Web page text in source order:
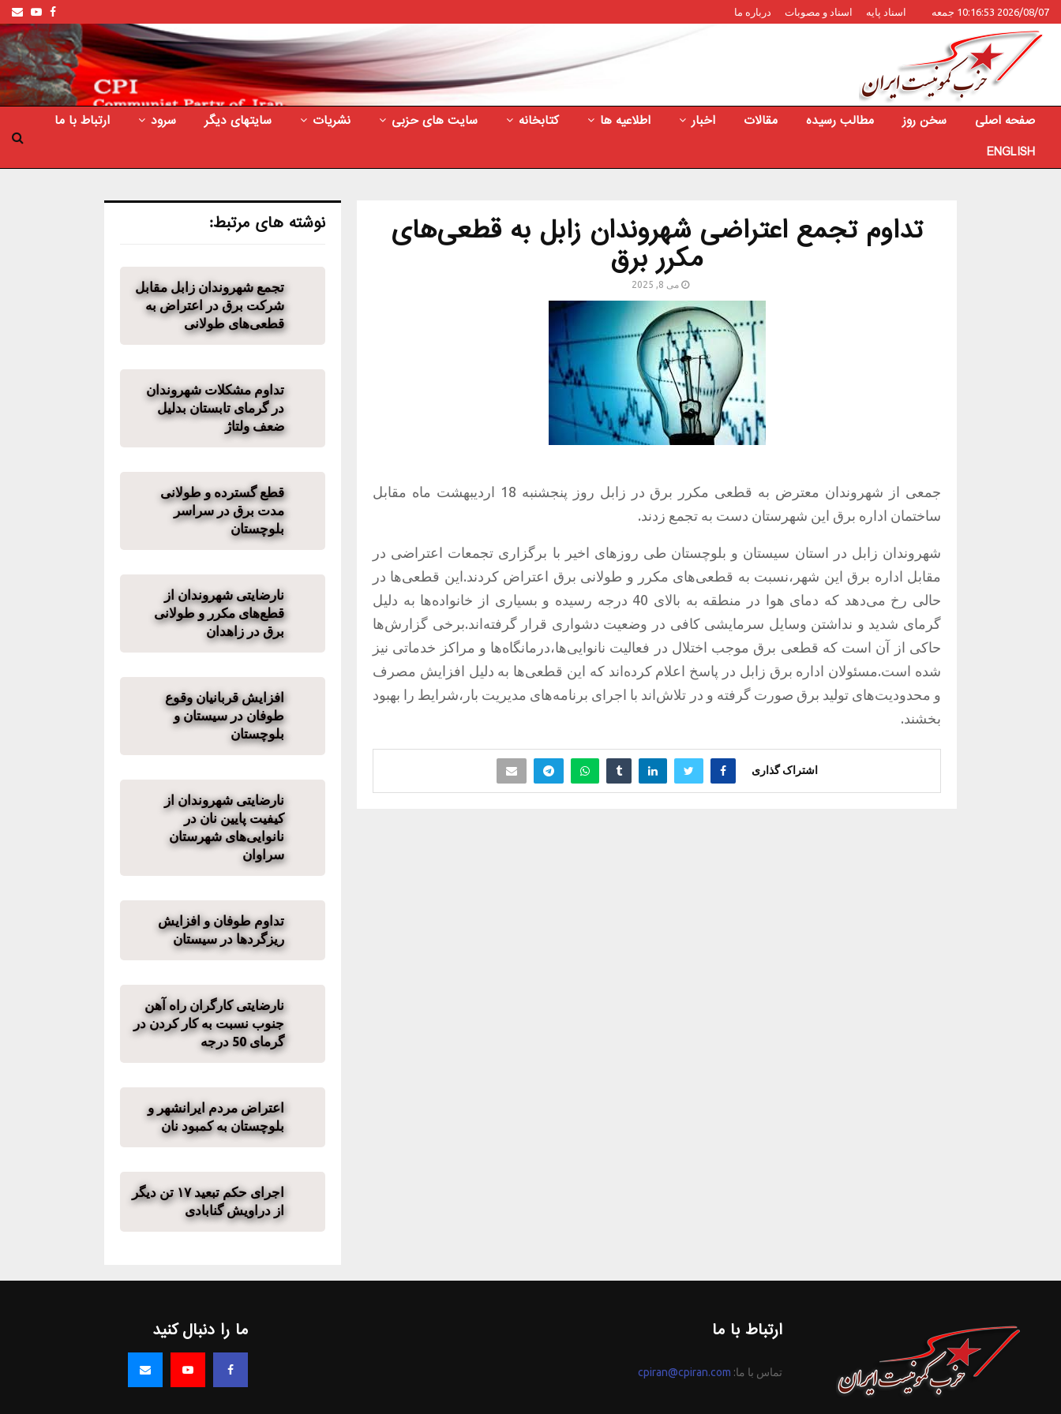
2026/08/07 10:16:53 جمعه اسناد پایه اسناد و مصوبات درباره ما Facebook
صفحه اصلی سخن روز مطالب رسیده مقالات اخبار اطلاعیه ها کتابخانه سایت های حزبی نشریات سایتهای دیگر سرود
ارتباط با ما
ENGLISH
تداوم تجمع اعتراضی شهروندان زابل به قطعی‌های
مکرر برق
می 8, 2025
جمعی از شهروندان معترض به قطعی مکرر برق در زابل روز پنجشنبه 18 اردیبهشت ماه مقابل
ساختمان اداره برق این شهرستان دست به تجمع زدند.
شهروندان زابل در استان سیستان و بلوچستان طی روزهای اخیر با برگزاری تجمعات اعتراضی در
مقابل اداره برق این شهر،نسبت به قطعی‌های مکرر و طولانی برق اعتراض کردند.این قطعی‌ها در
حالی رخ می‌دهد که دمای هوا در منطقه به بالای 40 درجه رسیده و بسیاری از خانواده‌ها به دلیل
گرمای شدید و نداشتن وسایل سرمایشی کافی در وضعیت دشواری قرار گرفته‌اند.برخی گزارش‌ها
حاکی از آن است که قطعی برق موجب اختلال در فعالیت نانوایی‌ها،درمانگاه‌ها و مراکز خدماتی نیز
شده است.مسئولان اداره برق زابل در پاسخ اعلام کرده‌اند که این قطعی‌ها به دلیل افزایش مصرف
و محدودیت‌های تولید برق صورت گرفته و در تلاش‌اند با اجرای برنامه‌های مدیریت بار،شرایط را بهبود
بخشند.
اشتراک گذاری
نوشته های مرتبط:
تجمع شهروندان زابل مقابل
شرکت برق در اعتراض به
قطعی‌های طولانی
تداوم مشکلات شهروندان
در گرمای تابستان بدلیل
ضعف ولتاژ
قطع گسترده و طولانی
مدت برق در سراسر
بلوچستان
نارضایتی شهروندان از
قطع‌های مکرر و طولانی
برق در زاهدان
افزایش قربانیان وقوع
طوفان در سیستان و
بلوچستان
نارضایتی شهروندان از
کیفیت پایین نان در
نانوایی‌های شهرستان
سراوان
تداوم طوفان و افزایش
ریزگردها در سیستان
نارضایتی کارگران راه آهن
جنوب نسبت به کار کردن در
گرمای 50 درجه
اعتراض مردم ایرانشهر و
بلوچستان به کمبود نان
اجرای حکم تبعید ۱۷ تن دیگر
از دراویش گنابادی
ارتباط با ما
تماس با ما: cpiran@cpiran.com
ما را دنبال کنید